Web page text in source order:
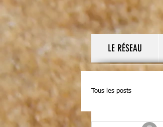
LE RÉSEAU
Tous les posts